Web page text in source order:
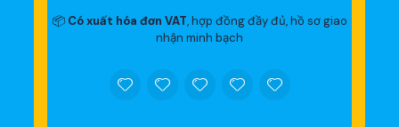
📦 Có xuất hóa đơn VAT, hợp đồng đầy đủ, hồ sơ giao
nhận minh bạch